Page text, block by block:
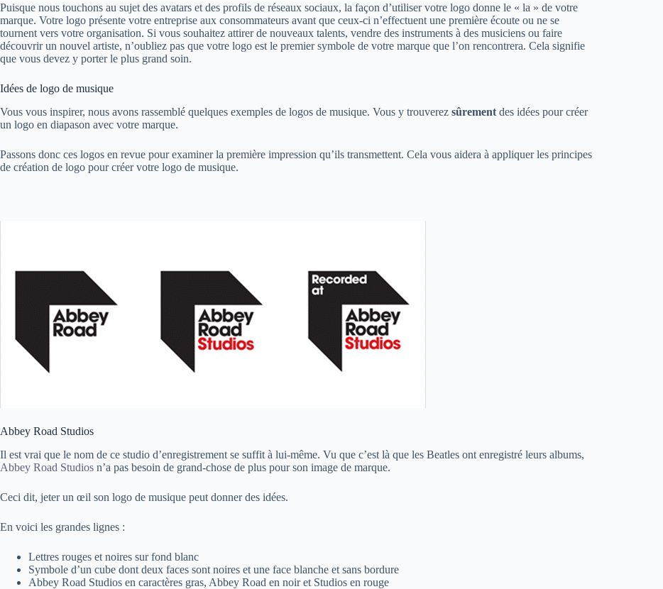
Puisque nous touchons au sujet des avatars et des profils de réseaux sociaux, la façon d’utiliser votre logo donne le « la » de votre
marque. Votre logo présente votre entreprise aux consommateurs avant que ceux-ci n’effectuent une première écoute ou ne se
tournent vers votre organisation. Si vous souhaitez attirer de nouveaux talents, vendre des instruments à des musiciens ou faire
découvrir un nouvel artiste, n’oubliez pas que votre logo est le premier symbole de votre marque que l’on rencontrera. Cela signifie
que vous devez y porter le plus grand soin.
Idées de logo de musique
Vous vous inspirer, nous avons rassemblé quelques exemples de logos de musique. Vous y trouverez sûrement des idées pour créer
un logo en diapason avec votre marque.
Passons donc ces logos en revue pour examiner la première impression qu’ils transmettent. Cela vous aidera à appliquer les principes
de création de logo pour créer votre logo de musique.
Abbey Road Studios
Il est vrai que le nom de ce studio d’enregistrement se suffit à lui-même. Vu que c’est là que les Beatles ont enregistré leurs albums,
Abbey Road Studios n’a pas besoin de grand-chose de plus pour son image de marque.
Ceci dit, jeter un œil son logo de musique peut donner des idées.
En voici les grandes lignes :
Lettres rouges et noires sur fond blanc
Symbole d’un cube dont deux faces sont noires et une face blanche et sans bordure
Abbey Road Studios en caractères gras, Abbey Road en noir et Studios en rouge